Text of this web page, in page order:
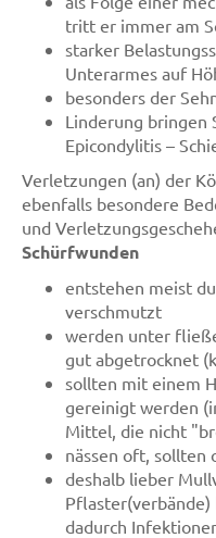
tritt er immer am
starker
Unterarmes auf
besonders der
Linderung bringen
Epicondylitis –
Verletzungen (an) der
ebenfalls besondere
und
Schürfwunden
entstehen meist
verschmutzt
werden unter
gut abgetrocknet
sollten mit einem
gereinigt werden
Mittel, die nicht
nässen oft, sollten
deshalb lieber
dadurch